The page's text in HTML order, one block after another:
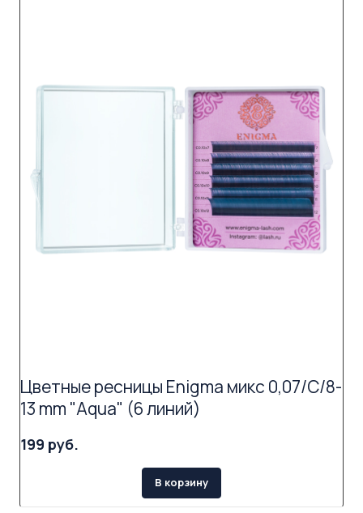
Цветные ресницы Enigma микс 0,07/C/8-
13 mm "Aqua" (6 линий)
199 руб.
В корзину